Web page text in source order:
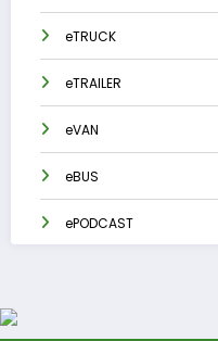
eTRUCK
eTRAILER
eVAN
eBUS
ePODCAST